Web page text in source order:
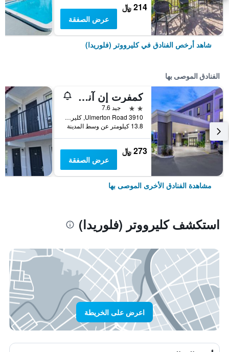
214 ﷼
عرض الصفقة
شاهد أرخص الفنادق في كليرووتر (فلوريدا)
الفنادق الموصى بها
كمفرت إن آند سويتس سانت بيت كلير ووتر إنترناشونال آيربورت
2 نجمتين
جيد 7.6
3910 Ulmerton Road, كليرووتر (فلوريدا), FL, الولايات المتحدة الأميريكية
13.8 كيلومتر عن وسط المدينة
273 ﷼
عرض الصفقة
مشاهدة الفنادق الأخرى الموصى بها
استكشف كليرووتر (فلوريدا)
اعرض على الخريطة